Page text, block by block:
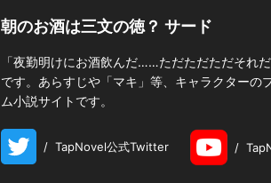
朝のお酒は三文の徳？ サード
「夜勤明けにお酒飲んだ……ただただただそれ
です。あらすじや「マキ」等、キャラクター
ム小説サイトです。
/ TapNovel公式Twitter /